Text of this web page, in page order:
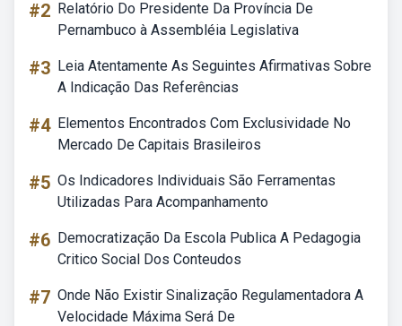
#2 Relatório Do Presidente Da Província De
Pernambuco à Assembléia Legislativa
#3 Leia Atentamente As Seguintes Afirmativas Sobre
A Indicação Das Referências
#4 Elementos Encontrados Com Exclusividade No
Mercado De Capitais Brasileiros
#5 Os Indicadores Individuais São Ferramentas
Utilizadas Para Acompanhamento
#6 Democratização Da Escola Publica A Pedagogia
Critico Social Dos Conteudos
#7 Onde Não Existir Sinalização Regulamentadora A
Velocidade Máxima Será De